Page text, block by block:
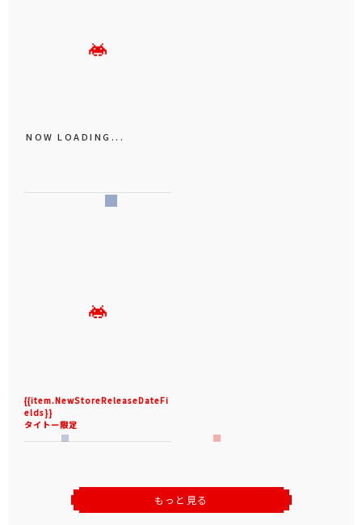
NOW LOADING...
{{item.NewStoreReleaseDateFi
elds}}
タイトー限定
もっと見る